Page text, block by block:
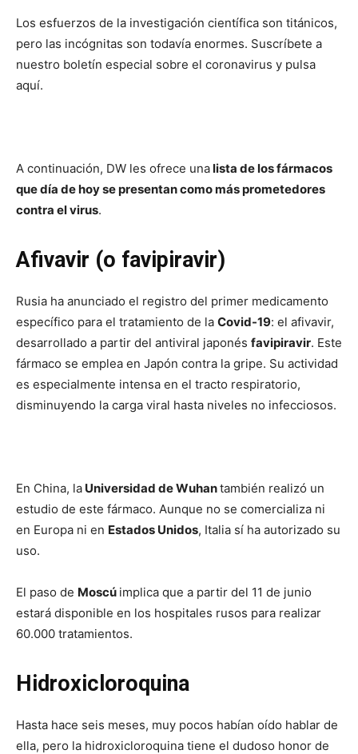
Los esfuerzos de la investigación científica son titánicos,
pero las incógnitas son todavía enormes. Suscríbete a
nuestro boletín especial sobre el coronavirus y pulsa
aquí.
A continuación, DW les ofrece unalista de los fármacos
que día de hoy se presentan como más prometedores
contra el virus.
Afivavir (o favipiravir)
Rusia ha anunciado el registro del primer medicamento
específico para el tratamiento de la Covid-19: el afivavir,
desarrollado a partir del antiviral japonés favipiravir. Este
fármaco se emplea en Japón contra la gripe. Su actividad
es especialmente intensa en el tracto respiratorio,
disminuyendo la carga viral hasta niveles no infecciosos.
En China, la Universidad de Wuhantambién realizó un
estudio de este fármaco. Aunque no se comercializa ni
en Europa ni en Estados Unidos, Italia sí ha autorizado su
uso.
El paso de Moscú implica que a partir del 11 de junio
estará disponible en los hospitales rusos para realizar
60.000 tratamientos.
Hidroxicloroquina
Hasta hace seis meses, muy pocos habían oído hablar de
ella, pero la hidroxicloroquina tiene el dudoso honor de